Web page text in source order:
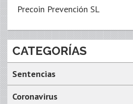
Precoin Prevención SL
CATEGORÍAS
Sentencias
Coronavirus